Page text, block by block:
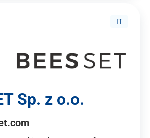
IT
Sp. z o.o.